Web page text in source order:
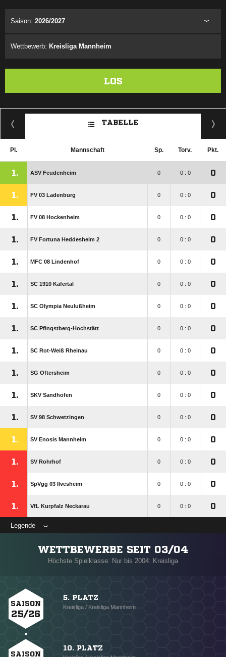
Saison: 2026/2027
Wettbewerb: Kreisliga Mannheim
LOS
TABELLE
Pl. Mannschaft Sp. Torv. Pkt.
1. ASV Feudenheim 0 0 : 0 0
1. FV 03 Ladenburg 0 0 : 0 0
1. FV 08 Hockenheim 0 0 : 0 0
1. FV Fortuna Heddesheim 2 0 0 : 0 0
1. MFC 08 Lindenhof 0 0 : 0 0
1. SC 1910 Käfertal 0 0 : 0 0
1. SC Olympia Neulußheim 0 0 : 0 0
1. SC Pfingstberg-Hochstätt 0 0 : 0 0
1. SC Rot-Weiß Rheinau 0 0 : 0 0
1. SG Oftersheim 0 0 : 0 0
1. SKV Sandhofen 0 0 : 0 0
1. SV 98 Schwetzingen 0 0 : 0 0
1. SV Enosis Mannheim 0 0 : 0 0
1. SV Rohrhof 0 0 : 0 0
1. SpVgg 03 Ilvesheim 0 0 : 0 0
1. VfL Kurpfalz Neckarau 0 0 : 0 0
Legende
WETTBEWERBE SEIT 03/04
Höchste Spielklasse: Nur bis 2004: Kreisliga
SAISON
25/26
5. PLATZ
Kreisliga / Kreisliga Mannheim
SAISON
10. PLATZ